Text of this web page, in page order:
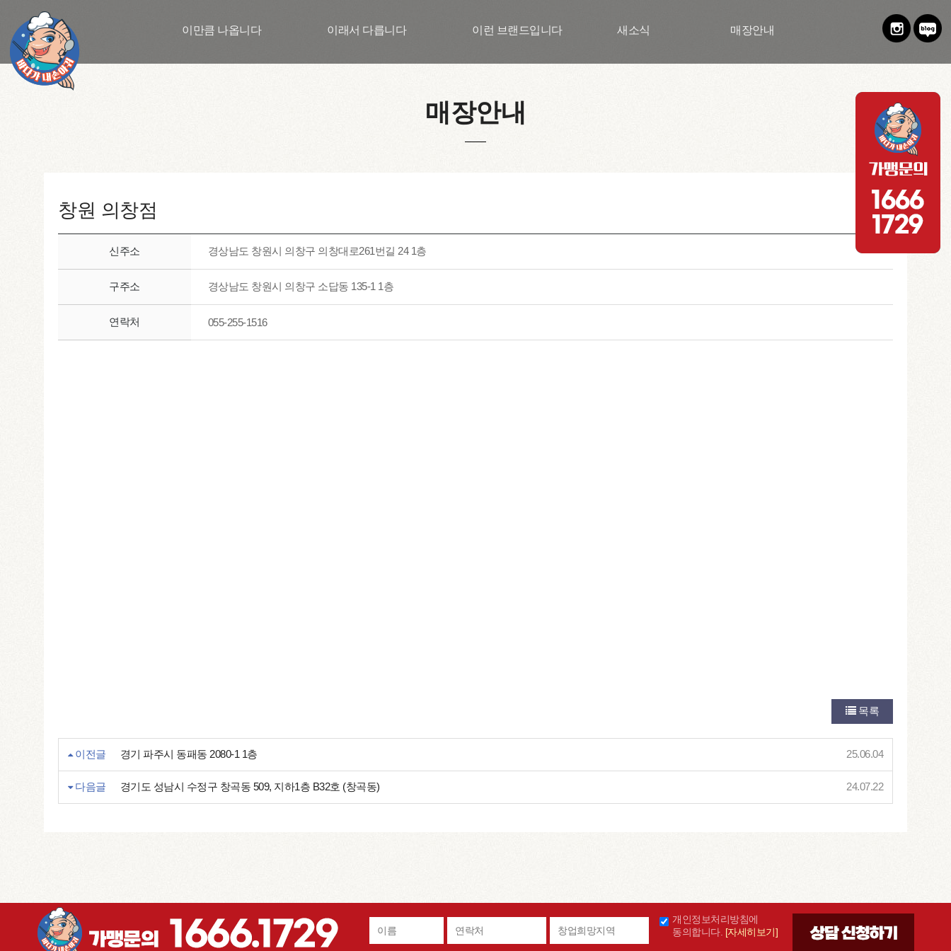
이만큼 나옵니다 이래서 다릅니다 이런 브랜드입니다 새소식 매장안내
매장안내
창원 의창점
신주소 경상남도 창원시 의창구 의창대로261번길 24 1층
구주소 경상남도 창원시 의창구 소답동 135-1 1층
연락처 055-255-1516
목록
이전글 경기 파주시 동패동 2080-1 1층 25.06.04
다음글 경기도 성남시 수정구 창곡동 509, 지하1층 B32호 (창곡동) 24.07.22
개인정보처리방침에
동의합니다. [자세히보기]